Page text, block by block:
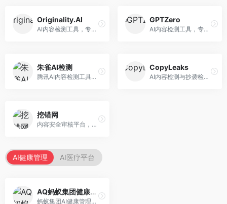
Originality.AI
AI内容检测工具，专注于内容原创性验证。面向内容创作者和出版商，提供AI检测、抄袭检测、批量分析等服务，检测精度高。
GPTZero
AI内容检测工具，专注于AI生成文本识别。面向教育工作者和出版商，提供文本检测、批量分析、API接口等服务，检测准确率高。
朱雀AI检测
腾讯AI内容检测工具，专注于中文内容识别。面向中文用户，提供AI内容检测、文本分析、报告生成等服务，中文检测专业。
CopyLeaks
AI内容检测与抄袭检测平台，专注于内容原创性验证。面向教育机构和出版商，提供AI检测、抄袭检测、多语言支持等服务，检测全面。
挖错网
内容安全审核平台，专注于违规内容检测。面向企业和平台，提供内容审核、敏感词检测、风险预警等服务，安全审核专业。
AI健康管理 AI医疗平台
AQ蚂蚁集团健康管家
蚂蚁集团AI健康管理服务，专注于个人健康监测。面向个人用户，提供健康评估、慢病管理、健康建议等服务，健康管理便捷。